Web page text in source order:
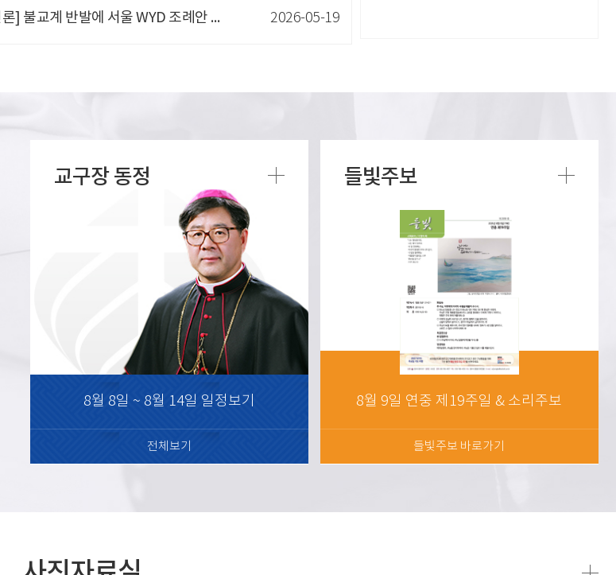
[언론] 불교계 반발에 서울 WYD 조례안 멈췄다 2026-05-19
교구장 동정
8월 8일 ~ 8월 14일 일정보기
전체보기
들빛주보
8월 9일 연중 제19주일 & 소리주보
들빛주보 바로가기